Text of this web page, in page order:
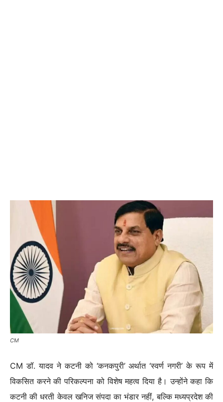
CM
CM डॉ. यादव ने कटनी को ‘कनकपुरी’ अर्थात ‘स्वर्ण नगरी’ के रूप में
विकसित करने की परिकल्पना को विशेष महत्व दिया है। उन्होंने कहा कि
कटनी की धरती केवल खनिज संपदा का भंडार नहीं, बल्कि मध्यप्रदेश की